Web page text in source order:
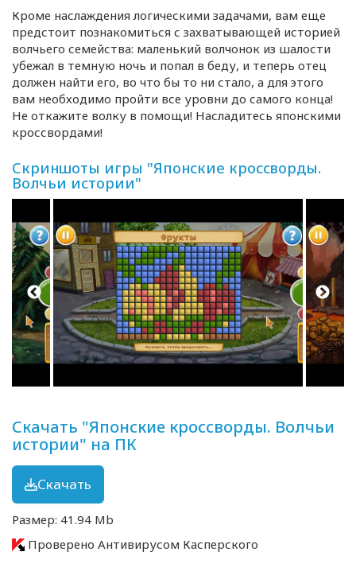
Кроме наслаждения логическими задачами, вам еще
предстоит познакомиться с захватывающей историей
волчьего семейства: маленький волчонок из шалости
убежал в темную ночь и попал в беду, и теперь отец
должен найти его, во что бы то ни стало, а для этого
вам необходимо пройти все уровни до самого конца!
Не откажите волку в помощи! Насладитесь японскими
кроссвордами!
Скриншоты игры "Японские кроссворды.
Волчьи истории"
Скачать "Японские кроссворды. Волчьи
истории" на ПК
Скачать
Размер: 41.94 Mb
Проверено Антивирусом Касперского